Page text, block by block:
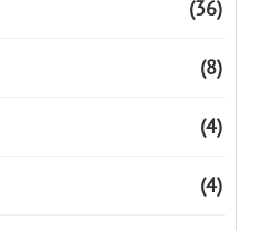
(36)
(8)
(4)
(4)